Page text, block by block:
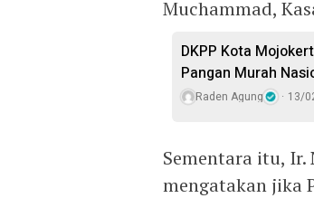
Muchammad,
DKPP Kota
Pangan Murah
Raden Agung 13/
Sementara itu, Ir.
mengatakan jika